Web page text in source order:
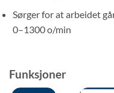
Sørger for at arbeidet
0–1300 o/min
Funksjoner